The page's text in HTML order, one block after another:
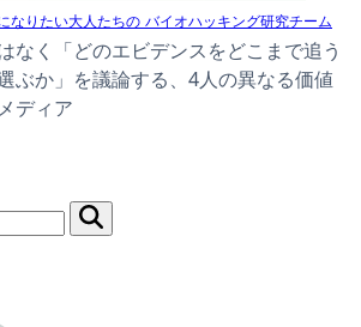
なりたい大人たちの バイオハッキング研究チーム
なく「どのエビデンスをどこまで追う
ぶか」を議論する、4人の異なる価値
ディア